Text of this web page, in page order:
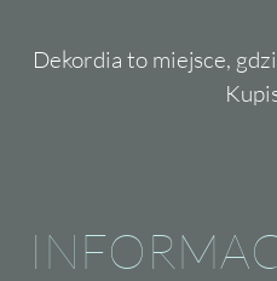
Dekordia to miejsce,